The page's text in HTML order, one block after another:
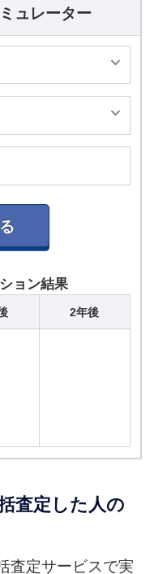
ュレーター
ョン結果
2年後
査定した人の
査定サービスで実